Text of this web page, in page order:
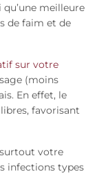
meilleure
de faim et de
sur votre
(moins
En effet, le
favorisant
surtout votre
infections types